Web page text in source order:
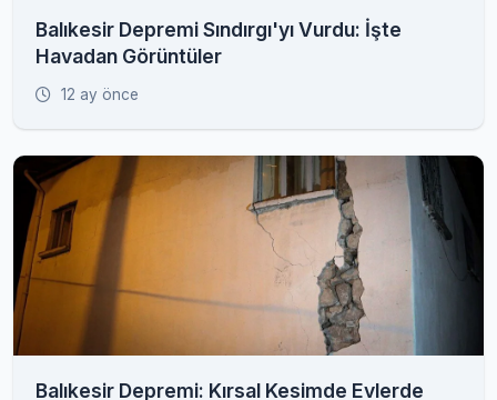
Balıkesir Depremi Sındırgı'yı Vurdu: İşte
Havadan Görüntüler
12 ay önce
Balıkesir Depremi: Kırsal Kesimde Evlerde